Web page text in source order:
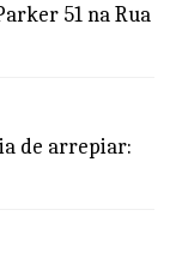
51 na Rua
de arrepiar: